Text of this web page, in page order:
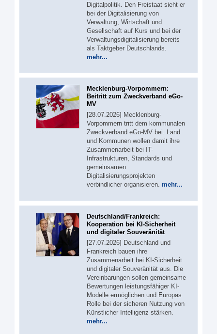
Digitalpolitik. Den Freistaat sieht er
bei der Digitalisierung von
Verwaltung, Wirtschaft und
Gesellschaft auf Kurs und bei der
Verwaltungsdigitalisierung bereits
als Taktgeber Deutschlands.
mehr...
Mecklenburg-Vorpommern:
Beitritt zum Zweckverband eGo-
MV
[28.07.2026] Mecklenburg-
Vorpommern tritt dem kommunalen
Zweckverband eGo-MV bei. Land
und Kommunen wollen damit ihre
Zusammenarbeit bei IT-
Infrastrukturen, Standards und
gemeinsamen
Digitalisierungsprojekten
verbindlicher organisieren. mehr...
Deutschland/Frankreich:
Kooperation bei KI-Sicherheit
und digitaler Souveränität
[27.07.2026] Deutschland und
Frankreich bauen ihre
Zusammenarbeit bei KI-Sicherheit
und digitaler Souveränität aus. Die
Vereinbarungen sollen gemeinsame
Bewertungen leistungsfähiger KI-
Modelle ermöglichen und Europas
Rolle bei der sicheren Nutzung von
Künstlicher Intelligenz stärken.
mehr...